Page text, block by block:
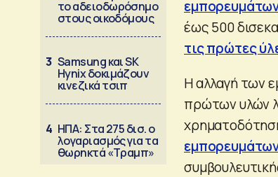
το αδειοδωρόσημο
στους οικοδόμους
3 Samsung και SK
Hynix δοκιμάζουν
κινεζικά τσιπ
4 ΗΠΑ: Στα 275 δισ. ο
λογαριασμός για τα
θωρηκτά «Τραμπ»
έως 500
τις πρώτες
Η αλλαγή των
πρώτων υλών